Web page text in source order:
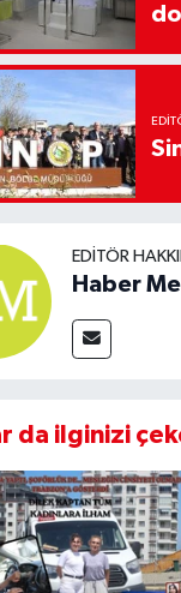
EDITÖR
Haber
da ilginizi